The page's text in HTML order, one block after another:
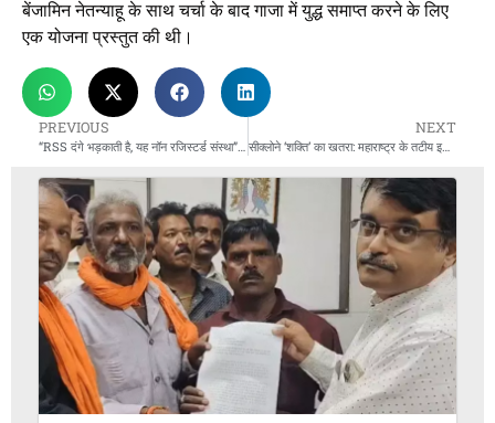
बेंजामिन नेतन्याहू के साथ चर्चा के बाद गाजा में युद्ध समाप्त करने के लिए
एक योजना प्रस्तुत की थी।
PREVIOUS NEXT
सीक्लोने ‘शक्ति’ का खतरा: महाराष्ट्र के तटीय इलाकों में भारी बारिश और बाढ़ की चेतावनी